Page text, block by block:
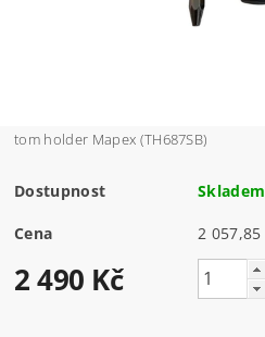
tom holder Mapex (TH687SB)
Dostupnost Skladem
Cena
2 490 Kč